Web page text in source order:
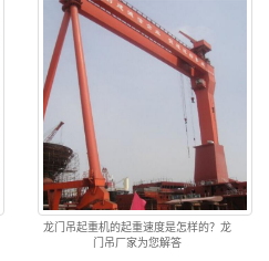
龙门吊起重机的起重速度是怎样的？龙
门吊厂家为您解答